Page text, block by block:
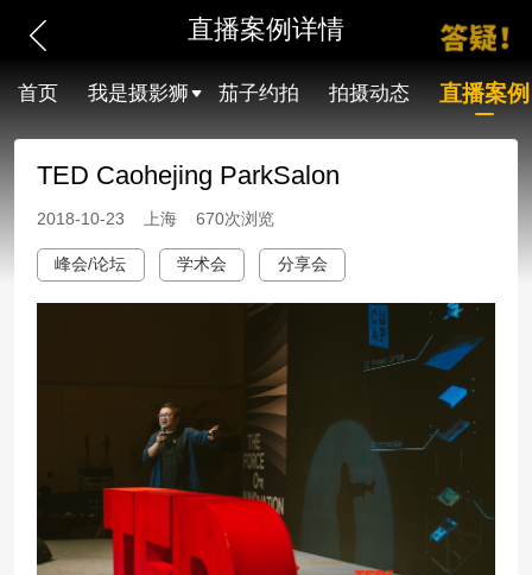
直播案例详情
首页 我是摄影狮 茄子约拍 拍摄动态 直播案例
TED Caohejing ParkSalon
2018-10-23 上海 670次浏览
峰会/论坛 学术会 分享会